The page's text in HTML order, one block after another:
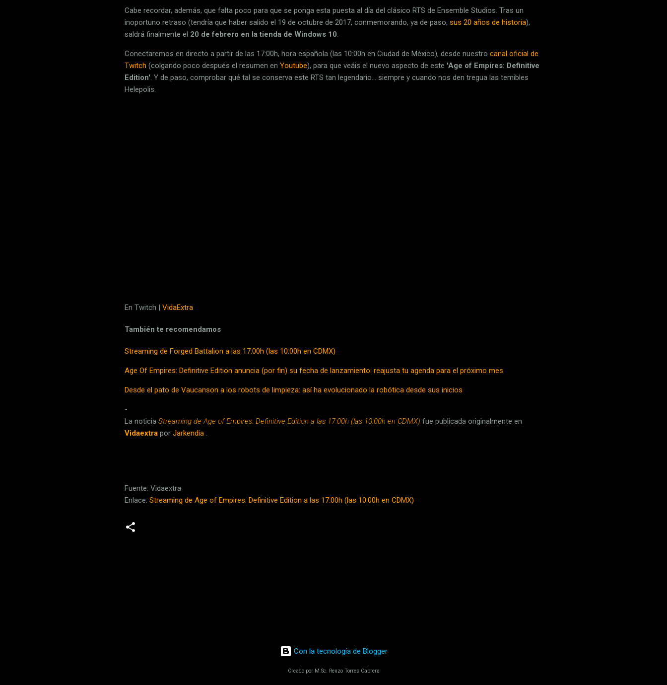
Cabe recordar, además, que falta poco para que se ponga esta puesta al día del clásico RTS de Ensemble Studios. Tras un
inoportuno retraso (tendría que haber salido el 19 de octubre de 2017, conmemorando, ya de paso, sus 20 años de historia),
saldrá finalmente el 20 de febrero en la tienda de Windows 10.
Conectaremos en directo a partir de las 17:00h, hora española (las 10:00h en Ciudad de México), desde nuestro canal oficial de
Twitch (colgando poco después el resumen en Youtube), para que veáis el nuevo aspecto de este 'Age of Empires: Definitive
Edition'. Y de paso, comprobar qué tal se conserva este RTS tan legendario... siempre y cuando nos den tregua las temibles
Helepolis.
En Twitch | VidaExtra
También te recomendamos
Streaming de Forged Battalion a las 17:00h (las 10:00h en CDMX)
Age Of Empires: Definitive Edition anuncia (por fin) su fecha de lanzamiento: reajusta tu agenda para el próximo mes
Desde el pato de Vaucanson a los robots de limpieza: así ha evolucionado la robótica desde sus inicios
-
La noticia Streaming de Age of Empires: Definitive Edition a las 17:00h (las 10:00h en CDMX) fue publicada originalmente en
Vidaextra por Jarkendia .
Fuente: Vidaextra
Enlace: Streaming de Age of Empires: Definitive Edition a las 17:00h (las 10:00h en CDMX)
Con la tecnología de Blogger
Creado por M.Sc. Renzo Torres Cabrera